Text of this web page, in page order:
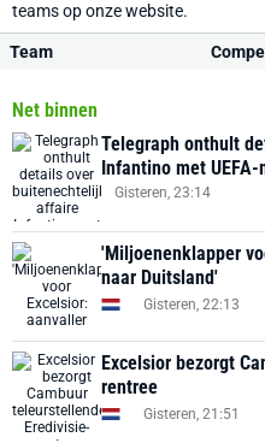
teams op onze website.
Team
Net binnen
Telegraph onthult
Infantino met
Gisteren, 23:14
'Miljoenenklapper
naar Duitsland'
Gisteren, 22:13
Excelsior bezorgt
rentree
Gisteren, 21:51